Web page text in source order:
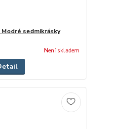
Modré sedmikrásky
Není skladem